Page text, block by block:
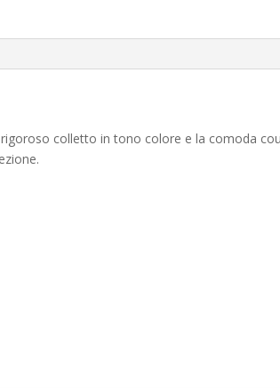
colletto in tono colore e la comoda